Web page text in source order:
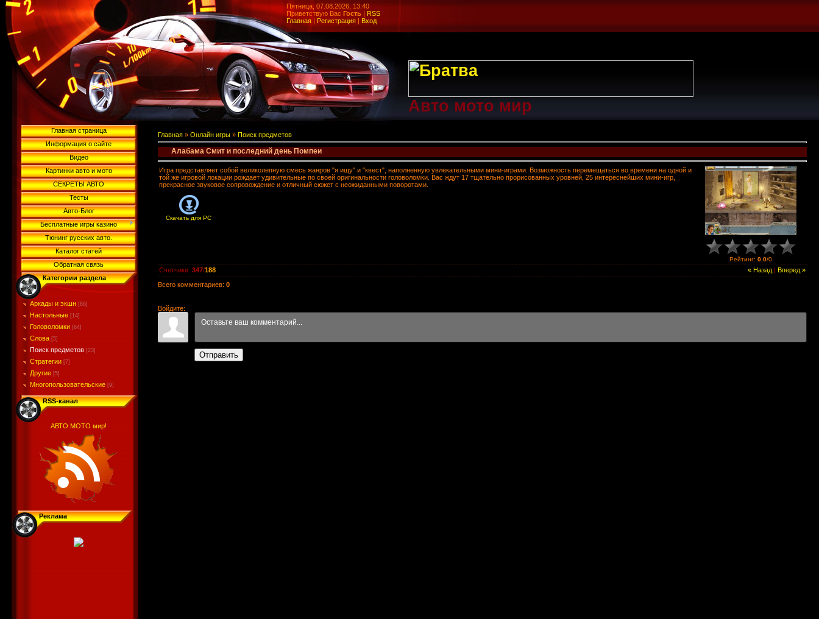
Пятница, 07.08.2026, 13:40
Приветствую Вас Гость | RSS
Главная | Регистрация | Вход
Авто мото мир
Главная страница
Информация о сайте
Видео
Картинки авто и мото
СЕКРЕТЫ АВТО
Тесты
Авто-Блог
Бесплатные игры казино
Тюнинг русских авто.
Каталог статей
Обратная связь
Категории раздела
Аркады и экшн [86]
Настольные [14]
Головоломки [64]
Слова [5]
Поиск предметов [23]
Стратегии [7]
Другие [5]
Многопользовательские [9]
RSS-канал
АВТО МОТО мир!
Реклама
Главная » Онлайн игры » Поиск предметов
Алабама Смит и последний день Помпеи
Игра представляет собой великолепную смесь жанров "я ищу" и "квест", наполненную увлекательными мини-играми. Возможность перемещаться во времени на одной и
той же игровой локации рождает удивительные по своей оригинальности головоломки. Вас ждут 17 тщательно прорисованных уровней, 25 интереснейших мини-игр,
прекрасное звуковое сопровождение и отличный сюжет с неожиданными поворотами.
Скачать для PC
Рейтинг: 0.0/0
« Назад Вперед »
Счетчики: 347/188
Всего комментариев: 0
Войдите:
Отправить